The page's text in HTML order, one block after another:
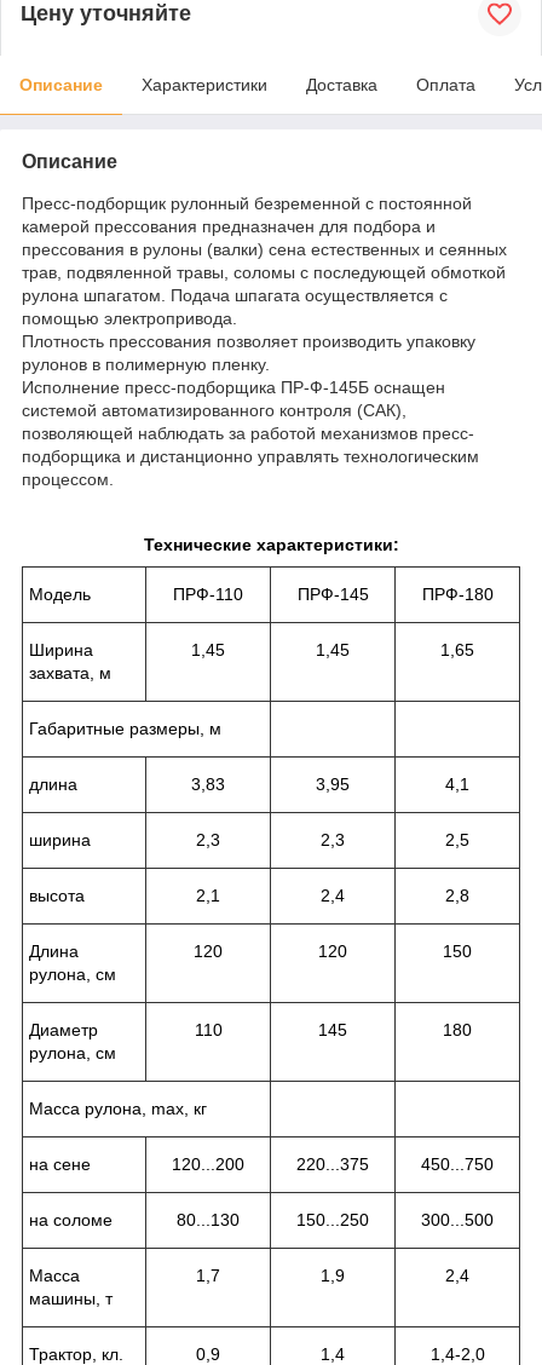
Цену уточняйте
Описание Характеристики Доставка Оплата
Описание
Пресс-подборщик рулонный безременной с постоянной
камерой прессования предназначен для подбора и
прессования в рулоны (валки) сена естественных и сеянных
трав, подвяленной травы, соломы с последующей обмоткой
рулона шпагатом. Подача шпагата осуществляется с
помощью электропривода.
Плотность прессования позволяет производить упаковку
рулонов в полимерную пленку.
Исполнение пресс-подборщика ПР-Ф-145Б оснащен
системой автоматизированного контроля (САК),
позволяющей наблюдать за работой механизмов пресс-
подборщика и дистанционно управлять технологическим
процессом.
Технические характеристики:
Модель ПРФ-110 ПРФ-145 ПРФ-180
Ширина
захвата, м
1,45 1,45 1,65
Габаритные размеры, м
длина 3,83 3,95 4,1
ширина 2,3 2,3 2,5
высота 2,1 2,4 2,8
Длина
рулона, см
120 120 150
Диаметр
рулона, см
110 145 180
Масса рулона, max, кг
на сене 120...200 220...375 450...750
на соломе 80...130 150...250 300...500
Масса
машины, т
1,7 1,9 2,4
Трактор, кл.
0,9 1,4 1,4-2,0